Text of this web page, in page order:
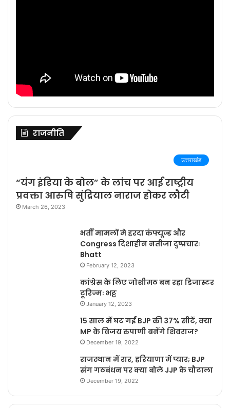
राजनीति
उत्तराखंड
“यंग इंडिया के बोल” के लांच पर आई राष्ट्रीय
प्रवक्ता आरुषि सुंद्रियाल नाराज होकर लौटी
March 26, 2023
भर्ती मामलों मे हरदा कंफ्यूज्ड और
Congress दिशाहीन नतीजा दुष्प्रचारः
Bhatt
February 12, 2023
कांग्रेस के लिए जोशीमठ बन रहा डिजास्टर
टूरिज्मः भट्ट
January 12, 2023
15 साल में घट गईं BJP की 37% सीटें, क्या
MP के विजय रुपाणी बनेंगे शिवराज?
December 19, 2022
राजस्थान में रार, हरियाणा में प्यार; BJP
संग गठबंधन पर क्या बोले JJP के चौटाला
December 19, 2022